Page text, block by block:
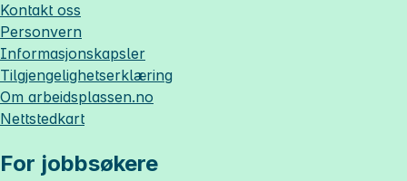
Kontakt oss
Personvern
Informasjonskapsler
Tilgjengelighetserklæring
Om arbeidsplassen.no
Nettstedkart
For jobbsøkere